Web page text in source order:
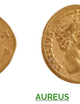
AUREUS